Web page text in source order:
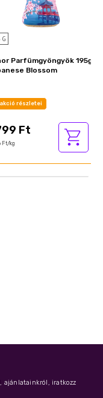
G
Parfümgyöngyök 195g,
Blossom
akció részletei
Ft
Ft/kg
ajánlatainkról, iratkozz